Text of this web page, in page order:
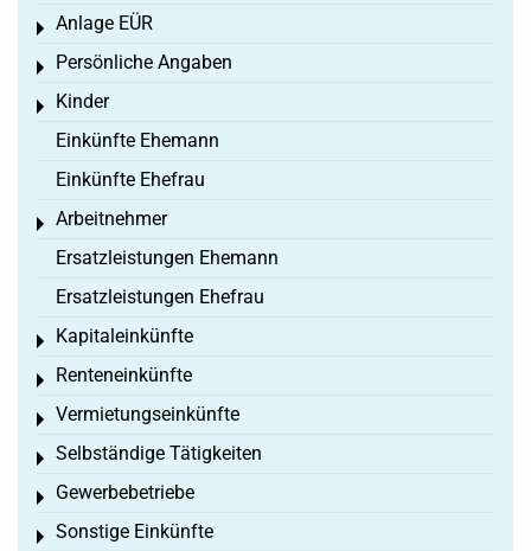
Anlage EÜR
Toggle menu
Persönliche Angaben
Toggle menu
Kinder
Toggle menu
Einkünfte Ehemann
Einkünfte Ehefrau
Arbeitnehmer
Toggle menu
Ersatzleistungen Ehemann
Ersatzleistungen Ehefrau
Kapitaleinkünfte
Toggle menu
Renteneinkünfte
Toggle menu
Vermietungseinkünfte
Toggle menu
Selbständige Tätigkeiten
Toggle menu
Gewerbebetriebe
Toggle menu
Sonstige Einkünfte
Toggle menu